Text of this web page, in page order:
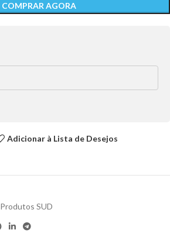
COMPRAR AGORA
Adicionar à Lista de Desejos
Produtos SUD